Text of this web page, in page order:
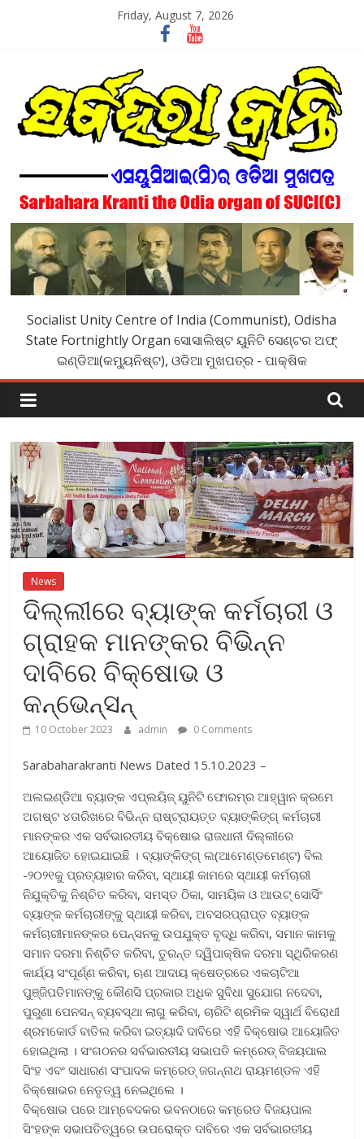
Friday, August 7, 2026
SarbaharaKranti
Socialist Unity Centre of India (Communist), Odisha
State Fortnightly Organ ସୋସାଲିଷ୍ଟ ୟୁନିଟି ସେଣ୍ଟର ଅଫ୍
ଇଣ୍ଡିଆ(କମ୍ୟୁନିଷ୍ଟ), ଓଡିଆ ମୁଖପତ୍ର - ପାକ୍ଷିକ
News
ଦିଲ୍ଲୀରେ ବ୍ୟାଙ୍କ କର୍ମଚାରୀ ଓ
ଗ୍ରାହକ ମାନଙ୍କର ବିଭିନ୍ନ
ଦାବିରେ ବିକ୍ଷୋଭ ଓ
କନ୍‌ଭେନ୍‌ସନ୍‌
10 October 2023 admin 0 Comments
Sarabaharakranti News Dated 15.10.2023 –
ଅଲଇଣ୍ଡିଆ ବ୍ୟାଙ୍କ ଏପ୍ଲୟିଜ୍ ୟୁନିଟି ଫୋରମ୍‌ର ଆହ୍ୱାନ କ୍ରମେ
ଅଗଷ୍ଟ ୪ତାରିଖରେ ବିଭିନ୍ନ ରାଷ୍ଟ୍ରାୟତ୍ତ ବ୍ୟାଙ୍କିଙ୍ଗ୍ କର୍ମଚାରୀ
ମାନଙ୍କର ଏକ ସର୍ବଭାରତୀୟ ବିକ୍ଷୋଭ ରାଜଧାନୀ ଦିଲ୍ଲୀରେ
ଆୟୋଜିତ ହୋଇଯାଇଛି । ବ୍ୟାଙ୍କିଙ୍ଗ୍ ଲ(ଆମେଣ୍ଡମେଣ୍ଟ) ବିଲ
-୨୦୨୧କୁ ପ୍ରତ୍ୟାହାର କରିବା, ସ୍ଥାୟୀ କାମରେ ସ୍ଥାୟୀ କର୍ମଚାରୀ
ନିଯୁକ୍ତିକୁ ନିଶ୍ଚିତ କରିବା, ସମସ୍ତ ଠିକା, ସାମୟିକ ଓ ଆଉଟ୍ ସୋର୍ସିଂ
ବ୍ୟାଙ୍କ କର୍ମଚାରୀଙ୍କୁ ସ୍ଥାୟୀ କରିବା, ଅବସରପ୍ରାପ୍ତ ବ୍ୟାଙ୍କ
କର୍ମଚାରୀମାନଙ୍କର ପେନ୍‌ସନକୁ ଉପଯୁକ୍ତ ବୃଦ୍ଧି କରିବା, ସମାନ କାମକୁ
ସମାନ ଦରମା ନିଶ୍ଚିତ କରିବା, ତୁରନ୍ତ ଦ୍ୱିପାକ୍ଷିକ ଦରମା ସ୍ଥିରିକରଣ
କାର୍ଯ୍ୟ ସଂପୂର୍ଣ୍ଣ କରିବା, ଋଣ ଆଦାୟ କ୍ଷେତ୍ରରେ ଏକଚାଟିଆ
ପୁଞ୍ଜିପତିମାନଙ୍କୁ କୌଣସି ପ୍ରକାର ଅଧିକ ସୁବିଧା ସୁଯୋଗ ନଦେବା,
ପୁରୁଣା ପେନସନ୍ ବ୍ୟବସ୍ଥା ଲାଗୁ କରିବା, ଚାରିଟି ଶ୍ରମିକ ସ୍ୱାର୍ଥ ବିରୋଧୀ
ଶ୍ରମକୋର୍ଡ ବାତିଲ କରିବା ଇତ୍ୟାଦି ଦାବିରେ ଏହି ବିକ୍ଷୋଭ ଆୟୋଜିତ
ହୋଇଥିଲା । ସଂଗଠନର ସର୍ବଭାରତୀୟ ସଭାପତି କମ୍ରେଡ୍ ବିଜୟପାଲ
ସିଂହ ଏବଂ ସାଧାରଣ ସଂପାଦକ କମ୍ରେଡ୍ ଜଗନ୍ନାଥ ରାୟମଣ୍ଡଳ ଏହି
ବିକ୍ଷୋଭର ନେତୃତ୍ୱ ନେଇଥିଲେ ।
ବିକ୍ଷୋଭ ପରେ ଆମ୍ବେଦକର ଭବନଠାରେ କମ୍ରେଡ ବିଜୟପାଲ
ସିଂହଙ୍କ ସଭାପତିତ୍ୱରେ ଉପରୋକ୍ତ ଦାବିରେ ଏକ ସର୍ବଭାରତୀୟ